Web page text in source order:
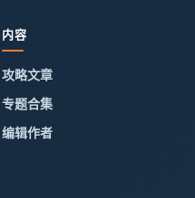
内容
攻略文章
专题合集
编辑作者